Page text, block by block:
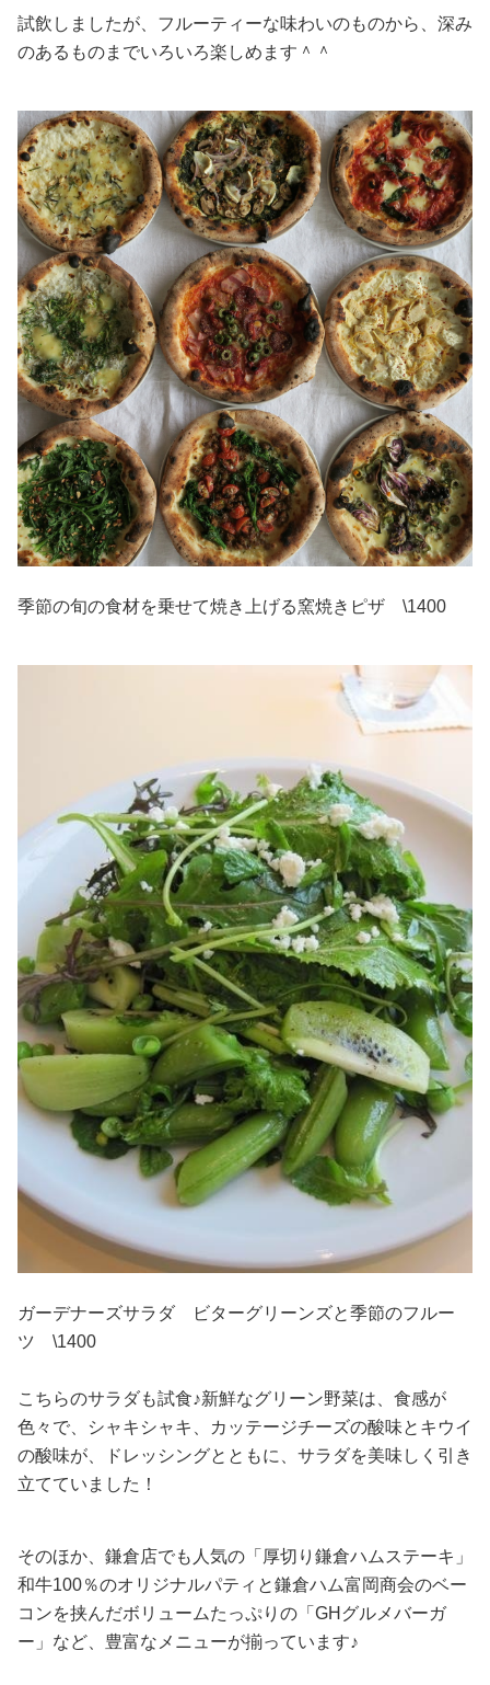
試飲しましたが、フルーティーな味わいのものから、深み
のあるものまでいろいろ楽しめます＾＾
季節の旬の食材を乗せて焼き上げる窯焼きピザ \1400
ガーデナーズサラダ ビターグリーンズと季節のフルー
ツ \1400
こちらのサラダも試食♪新鮮なグリーン野菜は、食感が
色々で、シャキシャキ、カッテージチーズの酸味とキウイ
の酸味が、ドレッシングとともに、サラダを美味しく引き
立てていました！
そのほか、鎌倉店でも人気の「厚切り鎌倉ハムステーキ」
和牛100％のオリジナルパティと鎌倉ハム富岡商会のベー
コンを挟んだボリュームたっぷりの「GHグルメバーガ
ー」など、豊富なメニューが揃っています♪